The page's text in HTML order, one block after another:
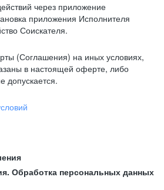
через приложение
приложения Исполнителя
Соискателя.
(Соглашения) на иных условиях,
в настоящей оферте, либо
допускается.
Обработка персональных данных